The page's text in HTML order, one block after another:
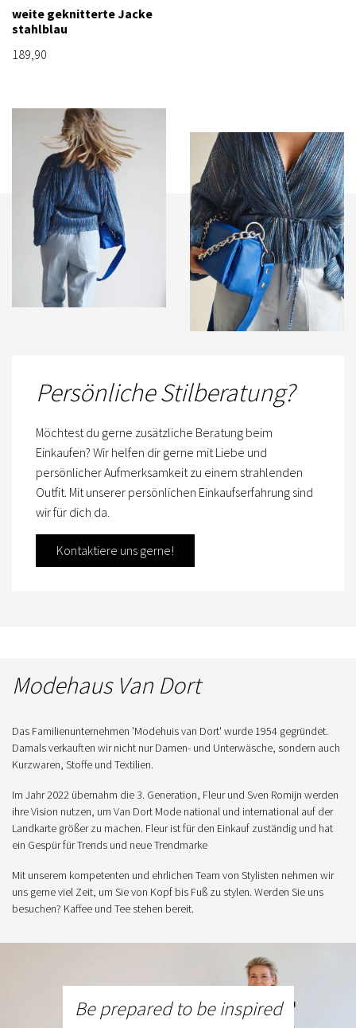
weite geknitterte Jacke
stahlblau
189,90
Persönliche Stilberatung?
Möchtest du gerne zusätzliche Beratung beim
Einkaufen? Wir helfen dir gerne mit Liebe und
persönlicher Aufmerksamkeit zu einem strahlenden
Outfit. Mit unserer persönlichen Einkaufserfahrung sind
wir für dich da.
Kontaktiere uns gerne!
Modehaus Van Dort
Das Familienunternehmen 'Modehuis van Dort' wurde 1954 gegründet.
Damals verkauften wir nicht nur Damen- und Unterwäsche, sondern auch
Kurzwaren, Stoffe und Textilien.
Im Jahr 2022 übernahm die 3. Generation, Fleur und Sven Romijn werden
ihre Vision nutzen, um Van Dort Mode national und international auf der
Landkarte größer zu machen. Fleur ist für den Einkauf zuständig und hat
ein Gespür für Trends und neue Trendmarke
Mit unserem kompetenten und ehrlichen Team von Stylisten nehmen wir
uns gerne viel Zeit, um Sie von Kopf bis Fuß zu stylen. Werden Sie uns
besuchen? Kaffee und Tee stehen bereit.
Be prepared to be inspired